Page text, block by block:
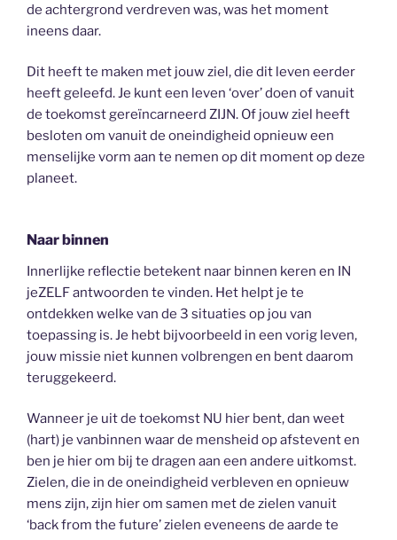
de achtergrond verdreven was, was het moment
ineens daar.
Dit heeft te maken met jouw ziel, die dit leven eerder
heeft geleefd. Je kunt een leven ‘over’ doen of vanuit
de toekomst gereïncarneerd ZIJN. Of jouw ziel heeft
besloten om vanuit de oneindigheid opnieuw een
menselijke vorm aan te nemen op dit moment op deze
planeet.
Naar binnen
Innerlijke reflectie betekent naar binnen keren en IN
jeZELF antwoorden te vinden. Het helpt je te
ontdekken welke van de 3 situaties op jou van
toepassing is. Je hebt bijvoorbeeld in een vorig leven,
jouw missie niet kunnen volbrengen en bent daarom
teruggekeerd.
Wanneer je uit de toekomst NU hier bent, dan weet
(hart) je vanbinnen waar de mensheid op afstevent en
ben je hier om bij te dragen aan een andere uitkomst.
Zielen, die in de oneindigheid verbleven en opnieuw
mens zijn, zijn hier om samen met de zielen vanuit
‘back from the future’ zielen eveneens de aarde te